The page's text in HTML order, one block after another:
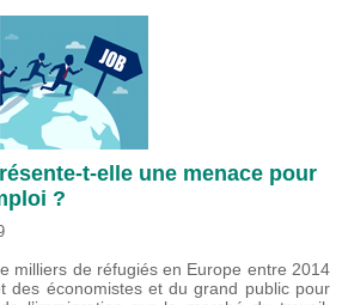
t-elle une menace pour
?
milliers de réfugiés en Europe entre 2014
des économistes et du grand public pour